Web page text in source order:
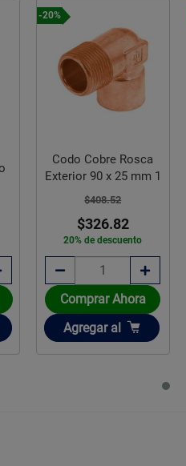
-20%
Codo Cobre Rosca
Exterior 90 x 25 mm 1
$408.52
$326.82
20% de descuento
Comprar Ahora
Añadir
Agregar al